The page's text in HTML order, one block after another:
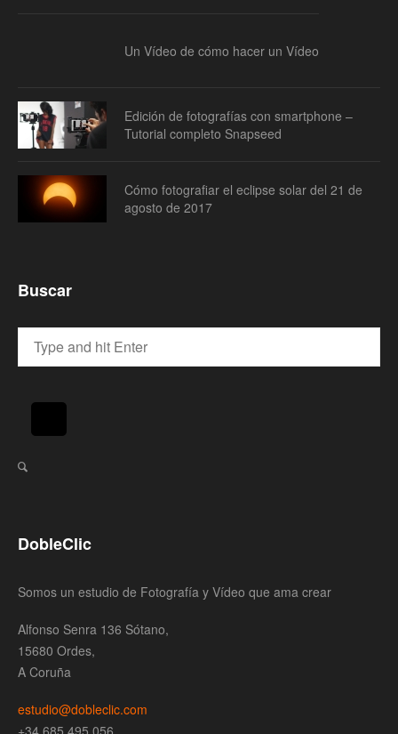
Un Vídeo de cómo hacer un Vídeo
Edición de fotografías con smartphone –
Tutorial completo Snapseed
Cómo fotografiar el eclipse solar del 21 de
agosto de 2017
Buscar
DobleClic
Somos un estudio de Fotografía y Vídeo que ama crear
Alfonso Senra 136 Sótano,
15680 Ordes,
A Coruña
estudio@dobleclic.com
+34 685 495 056